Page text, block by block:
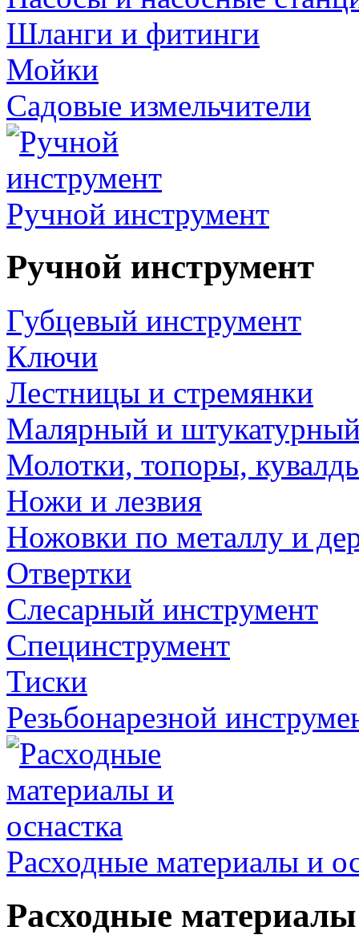
Шланги и фитинги
Мойки
Садовые измельчители
Ручной инструмент
Ручной инструмент
Губцевый инструмент
Ключи
Лестницы и стремянки
Малярный и
Молотки, топоры,
Ножи и лезвия
Ножовки по металлу и
Отвертки
Слесарный инструмент
Специнструмент
Тиски
Резьбонарезной
Расходные материалы и
Расходные